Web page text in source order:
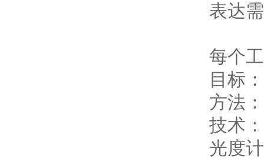
表达
每个
目标
方法
技术
光度